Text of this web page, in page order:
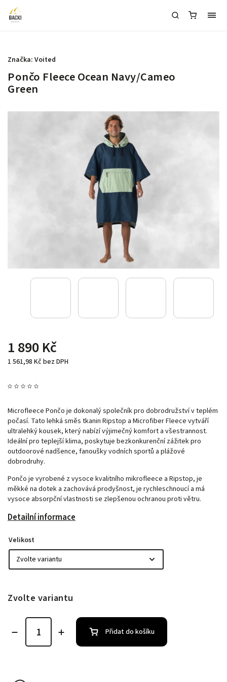
Pončo Fleece Ocean Navy/Cameo
Green
1 890 Kč
1 561,98 Kč bez DPH
Microfleece Pončo je dokonalý společník pro dobrodružství v teplém
počasí. Tato lehká směs tkanin Ripstop a Microfiber Fleece vytváří
ultralehký kousek, který nabízí výjimečný komfort a všestrannost.
Ideální pro teplejší klima, poskytuje bezkonkurenční zážitek pro
outdoorové nadšence, fanoušky vodních sportů a plážové
dobrodruhy.
Pončo je vyrobené z vysoce kvalitního mikrofleece a Ripstop, je
měkké na dotek a zachovává prodyšnost, je rychleschnoucí a má
vysoce absorpční vlastnosti se zlepšenou ochranou proti větru.
Detailní informace
Značka: Voited
Velikost
Zvolte variantu
Přidat do košíku